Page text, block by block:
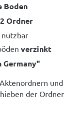
Boden
Ordner
verzinkt
der